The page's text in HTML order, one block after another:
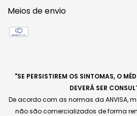
Meios de envio
"SE PERSISTIREM OS SINTOMAS, O
DEVERÁ SER
De acordo com as normas da ANVISA,
não são comercializados de forma